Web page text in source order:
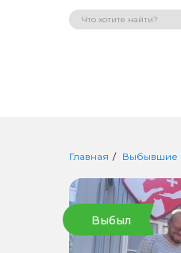
Главная Выбывшие
Выбыл